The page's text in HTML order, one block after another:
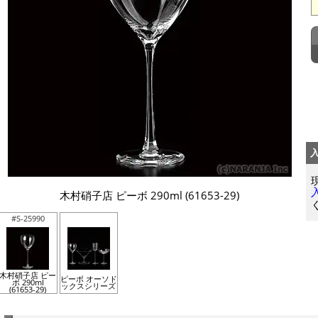
木村硝子店 ピーボ 290ml (61653-29)
#S-25990
木村硝子店 ピー
ボ 290ml
(61653-29)
ピーボ オーソド
ックスシリーズ